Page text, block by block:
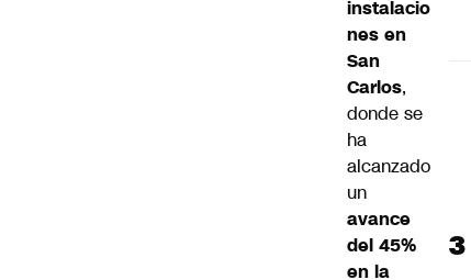
instalacio
nes en
San
Carlos,
donde se
ha
alcanzado
un
avance
del 45%
en la